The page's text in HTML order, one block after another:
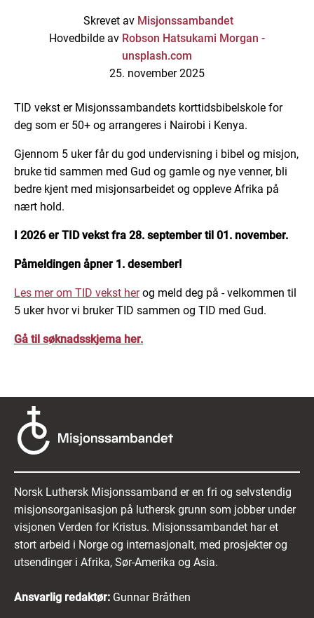
Skrevet av Misjonssambandet
Hovedbilde av Robson Hatsukami Morgan -
unsplash.com
25. november 2025
TID vekst er Misjonssambandets korttidsbibelskole for
deg som er 50+ og arrangeres i Nairobi i Kenya.
Gjennom 5 uker får du god undervisning i bibel og misjon,
bruke tid sammen med Gud og gamle og nye venner, bli
bedre kjent med misjonsarbeidet og oppleve Afrika på
nært hold.
I 2026 er TID vekst fra 28. september til 01. november.
Påmeldingen åpner 1. desember!
Les mer om TID vekst herog meld deg på - velkommen til
5 uker hvor vi bruker TID sammen og TID med Gud.
Gå til søknadsskjema her.
Norsk Luthersk Misjonssamband er en fri og selvstendig
misjonsorganisasjon på luthersk grunn som jobber under
visjonen Verden for Kristus. Misjonssambandet har et
stort arbeid i Norge og internasjonalt, med prosjekter og
utsendinger i Afrika, Sør-Amerika og Asia.
Ansvarlig redaktør: Gunnar Bråthen